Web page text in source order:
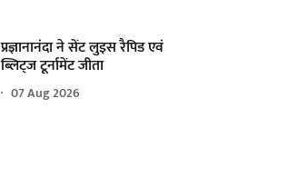
प्रज्ञानानंदा ने सेंट लुइस रैपिड एवं
ब्लिट्ज टूर्नामेंट जीता
07 Aug 2026